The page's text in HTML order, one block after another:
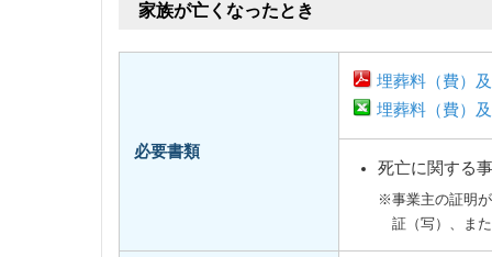
家族が亡くなったとき
必要書類
埋葬料（費）
埋葬料（費）
死亡に関する
※事業主の証明
証（写）、ま